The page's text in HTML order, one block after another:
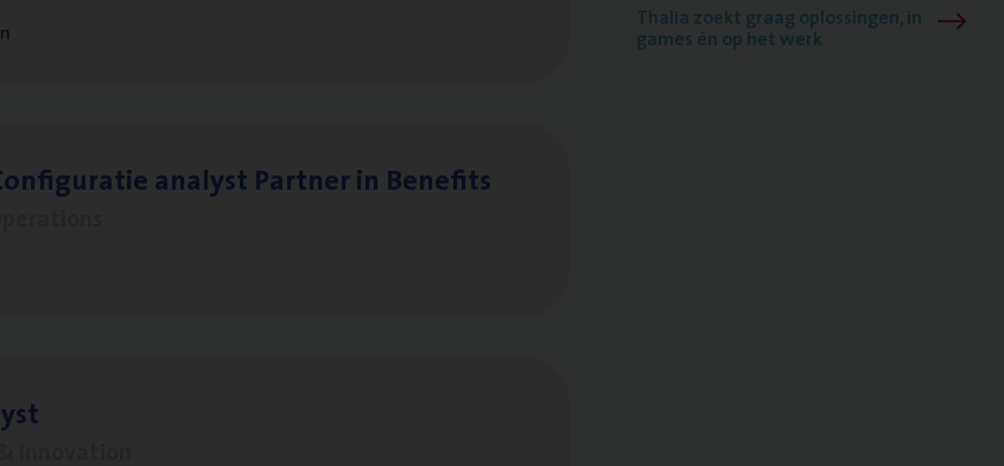
ana­lyst Part­ner in Benefits
Thalia zoekt graag oplossingen, in
games én op het werk